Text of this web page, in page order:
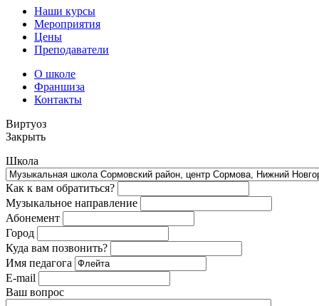
Наши курсы
Мероприятия
Цены
Преподаватели
О школе
Франшиза
Контакты
Виртуоз
Закрыть
Школа
Как к вам обратиться?
Музыкальное направление
Абонемент
Город
Куда вам позвонить?
Имя педагога
E-mail
Ваш вопрос